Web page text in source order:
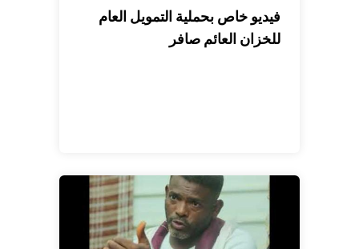
فيديو خاص بحملية التمويل العام
للخزان العائم صافر